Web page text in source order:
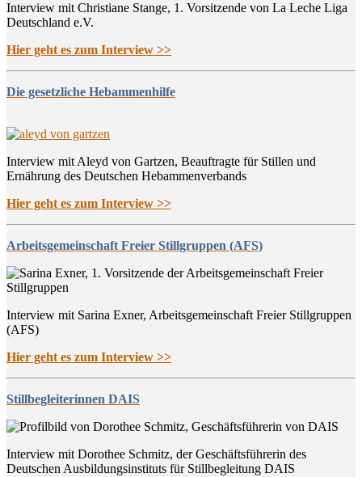
Interview mit Christiane Stange, 1. Vorsitzende von La Leche Liga
Deutschland e.V.
Hier geht es zum Interview >>
Die gesetzliche Hebammenhilfe
Interview mit Aleyd von Gartzen, Beauftragte für Stillen und
Ernährung des Deutschen Hebammenverbands
Hier geht es zum Interview >>
Arbeitsgemeinschaft Freier Stillgruppen (AFS)
Interview mit Sarina Exner, Arbeitsgemeinschaft Freier Stillgruppen
(AFS)
Hier geht es zum Interview >>
Stillbegleiterinnen DAIS
Interview mit Dorothee Schmitz, der Geschäftsführerin des
Deutschen Ausbildungsinstituts für Stillbegleitung DAIS